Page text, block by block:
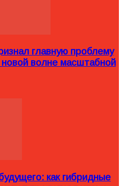
главную проблему
новой волне масштабной
как гибридные